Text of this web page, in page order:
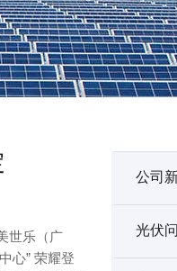
世乐（广
心” 荣耀登
公司
光伏